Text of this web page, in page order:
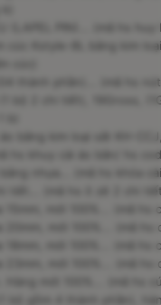
(LAPEL PIN)... (mã hs
cúc Kstyle-8L bằng kim
thành phần)... (mã hs
bộ 2 chi tiết), 19Gross,
bằng kim loại sắt KH-
hs khuy cài áo bằn/ hs
nhựa... (mã hs khóa
tiết... (mã hs ô zê 2 chi
15mm, mới 100%... (mã
20mm, mới 100%... (mã
18mm, mới 100%... (mã
23mm, mới 100%... (mã
Hàng mới 100%... (mã hs
bộ gồm 4 thành phần),